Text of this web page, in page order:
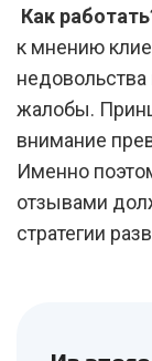
Как
к мнению
недовольства
жалобы.
внимание
Именно
отзывами
стратегии